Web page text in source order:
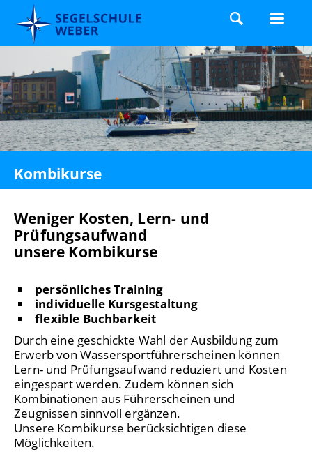
Kombikurse
Weniger Kosten, Lern- und
Prüfungsaufwand
unsere Kombikurse
persönliches Training
individuelle Kursgestaltung
flexible Buchbarkeit
Durch eine geschickte Wahl der Ausbildung zum
Erwerb von Wassersportführerscheinen können
Lern- und Prüfungsaufwand reduziert und Kosten
eingespart werden. Zudem können sich
Kombinationen aus Führerscheinen und
Zeugnissen sinnvoll ergänzen.
Unsere Kombikurse berücksichtigen diese
Möglichkeiten.